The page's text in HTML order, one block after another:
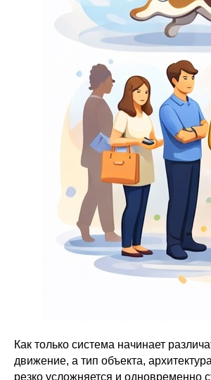
Как только система начинает
движение, а тип объекта,
резко усложняется и одновременно